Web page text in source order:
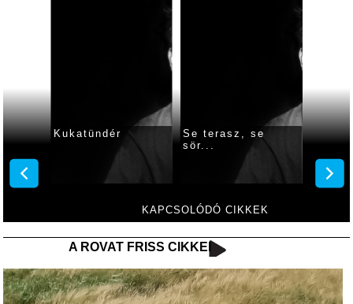
KAPCSOLÓDÓ CIKKEK
Kukatündér
Se terasz, se
sör...
A ROVAT FRISS CIKKEI